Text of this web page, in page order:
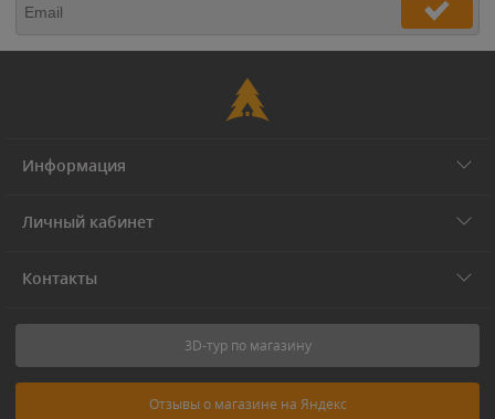
Информация
Личный кабинет
Контакты
3D-тур по магазину
Отзывы о магазине на Яндекс